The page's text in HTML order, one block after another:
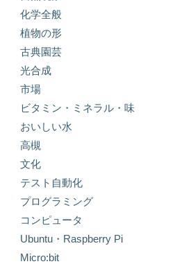
化学全般
植物の形
古典園芸
光合成
市場
ビタミン・ミネラル・味
おいしい水
高槻
文化
テスト自動化
プログラミング
コンピュータ
Ubuntu・Raspberry Pi
Micro:bit